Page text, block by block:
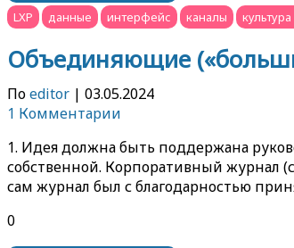
LXP
данные интерфейс каналы
Объединяющие
Поeditor | 03.05.2024
1 Комментарии
1. Идея должна быть поддержана
собственной. Корпоративный журнал
сам журнал был с благодарностью
0